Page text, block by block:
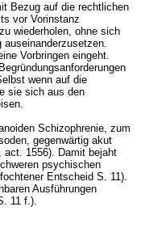
Bezug auf die rechtlichen
vor Vorinstanz
wiederholen, ohne sich
auseinanderzusetzen.
Vorbringen eingeht.
wenn auf die
sie sich aus den
Schizophrenie, zum
gegenwärtig akut
act. 1556). Damit bejaht
psychischen
Entscheid S. 11).
Ausführungen
11 f.).